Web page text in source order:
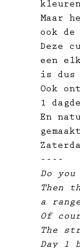
Maar
ook
Deze
een
is dus
Ook
1
En
----
Do
Then
a
Of
The
Day 1